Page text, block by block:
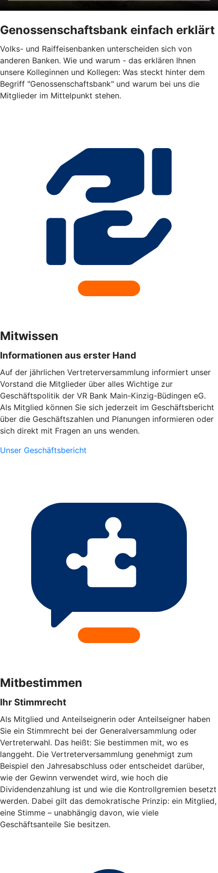
Genossenschaftsbank einfach erklärt
Volks- und Raiffeisenbanken unterscheiden sich von
anderen Banken. Wie und warum - das erklären Ihnen
unsere Kolleginnen und Kollegen: Was steckt hinter dem
Begriff "Genossenschaftsbank" und warum bei uns die
Mitglieder im Mittelpunkt stehen.
Mitwissen
Informationen aus erster Hand
Auf der jährlichen Vertreterversammlung informiert unser
Vorstand die Mitglieder über alles Wichtige zur
Geschäftspolitik der VR Bank Main-Kinzig-Büdingen eG.
Als Mitglied können Sie sich jederzeit im Geschäftsbericht
über die Geschäftszahlen und Planungen informieren oder
sich direkt mit Fragen an uns wenden.
Unser Geschäftsbericht
Mitbestimmen
Ihr Stimmrecht
Als Mitglied und Anteilseignerin oder Anteilseigner haben
Sie ein Stimmrecht bei der Generalversammlung oder
Vertreterwahl. Das heißt: Sie bestimmen mit, wo es
langgeht. Die Vertreterversammlung genehmigt zum
Beispiel den Jahresabschluss oder entscheidet darüber,
wie der Gewinn verwendet wird, wie hoch die
Dividendenzahlung ist und wie die Kontrollgremien besetzt
werden. Dabei gilt das demokratische Prinzip: ein Mitglied,
eine Stimme – unabhängig davon, wie viele
Geschäftsanteile Sie besitzen.